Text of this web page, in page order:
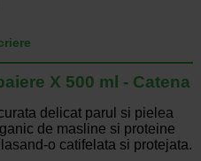
X 500 ml - Catena
delicat parul si pielea
de masline si proteine
o catifelata si protejata.